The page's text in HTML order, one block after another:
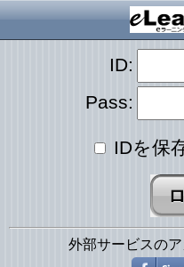
ID:
Pass:
IDを保
外部サービスの